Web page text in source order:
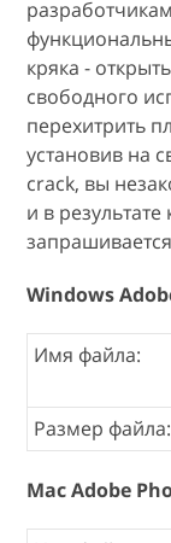
кряка -
свободного
перехитрить
установив на
crack, вы
и в
Windows
Имя файла:
Размер файла:
Mac Adobe